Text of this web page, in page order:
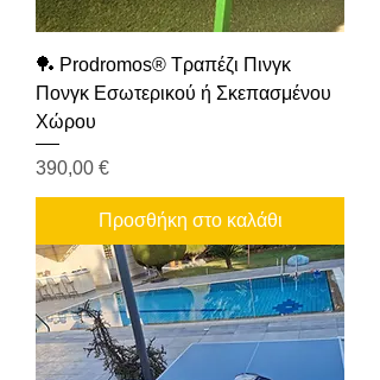
🏓 Prodromos® Τραπέζι Πινγκ
Πονγκ Εσωτερικού ή Σκεπασμένου
Χώρου
Τιμή
390,00 €
Προσθήκη στο καλάθι